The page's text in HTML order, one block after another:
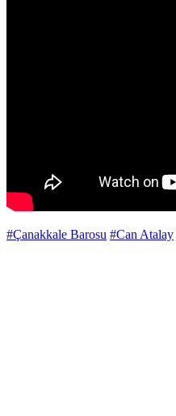
#Çanakkale Barosu #Can Atalay